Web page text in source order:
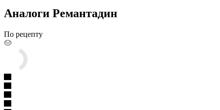
Аналоги Ремантадин
По рецепту